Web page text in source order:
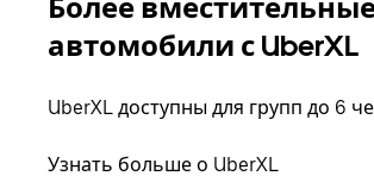
Более
автомобили с UberXL
UberXL доступны для групп до 6
Узнать больше о UberXL